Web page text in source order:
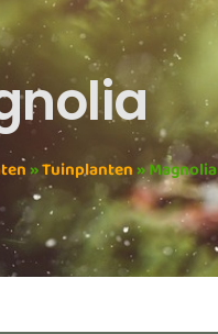
»Tuinplanten»Magnolia